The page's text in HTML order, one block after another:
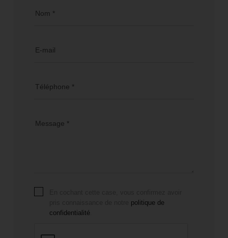
Nom *
E-mail
Téléphone *
Message *
politique de
confidentialité